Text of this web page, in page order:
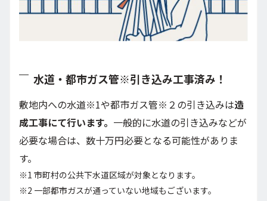
水道・都市ガス管※引き込み工事済み！
敷地内への水道※1や都市ガス管※２の引き込みは造
成工事にて行います。 一般的に水道の引き込みなどが
必要な場合は、数十万円必要となる可能性がありま
す。
※1 市町村の公共下水道区域が対象となります。
※2 一部都市ガスが通っていない地域もございます。